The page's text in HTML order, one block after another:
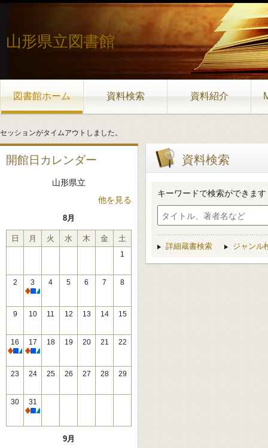
山形県立図書館
図書館ホーム 資料検索 資料紹介
セッションがタイムアウトしました。
開館日カレンダー
山形県立
他を見る
8月
日 月 火 水 木 金 土
1
2
3
休館
4 5 6 7 8
9 10 11 12 13 14 15
16
休館
17
休館
18 19 20 21 22
23 24 25 26 27 28 29
30
31
休館
9月
資料検索
キーワードで検索ができます
詳細蔵書検索 ジャンル